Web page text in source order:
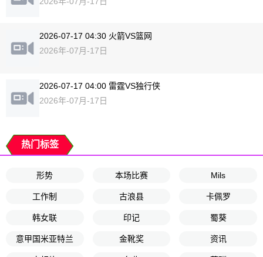
2026-07-17 04:30 火箭VS篮网
2026年-07月-17日
2026-07-17 04:00 雷霆VS独行侠
2026年-07月-17日
热门标签
形势 本场比赛 Mils
工作制 古浪县 卡佩罗
韩女联 印记 蜀葵
意甲国米亚特兰 金靴奖 资讯